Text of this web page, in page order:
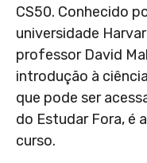
CS50. Conhecido
universidade
professor David
introdução à
que pode ser
do Estudar Fora, é
curso.